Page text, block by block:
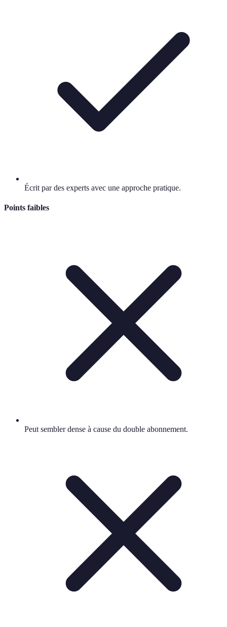
Écrit par des experts avec une approche pratique.
Points faibles
Peut sembler dense à cause du double abonnement.